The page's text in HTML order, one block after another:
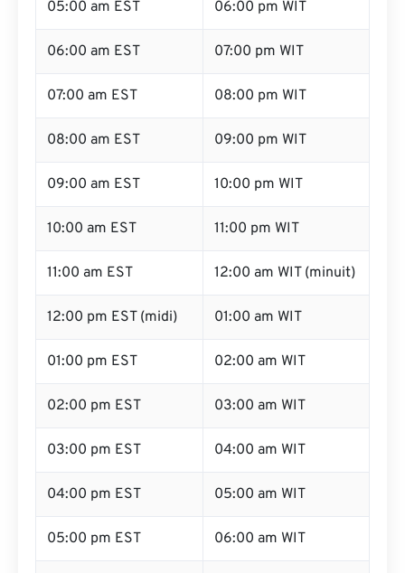
05:00 am EST 06:00 pm WIT
06:00 am EST 07:00 pm WIT
07:00 am EST 08:00 pm WIT
08:00 am EST 09:00 pm WIT
09:00 am EST 10:00 pm WIT
10:00 am EST 11:00 pm WIT
11:00 am EST 12:00 am WIT (minuit)
12:00 pm EST (midi) 01:00 am WIT
01:00 pm EST 02:00 am WIT
02:00 pm EST 03:00 am WIT
03:00 pm EST 04:00 am WIT
04:00 pm EST 05:00 am WIT
05:00 pm EST 06:00 am WIT